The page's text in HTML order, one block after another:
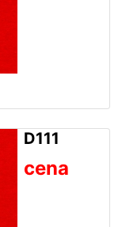
D111
cena